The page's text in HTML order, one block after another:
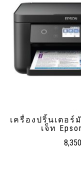
เครื่องปริ้นเตอ
เจ็ท
8,350